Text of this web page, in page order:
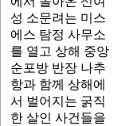
성 소문려는 미스
에스 탐정 사무소
를 열고 상해 중앙
순포방 반장 나추
항과 함께 상해에
서 벌어지는 굵직
한 살인 사건들을